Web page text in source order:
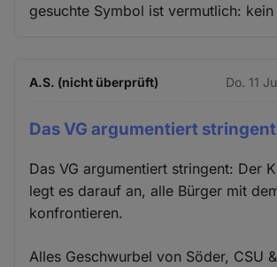
gesuchte Symbol ist vermutlich: kein
A.S. (nicht überprüft) Do. 11
Das VG argumentiert stringent
Das VG argumentiert stringent: Der
legt es darauf an, alle Bürger mit
konfrontieren.
Alles Geschwurbel von Söder, CSU